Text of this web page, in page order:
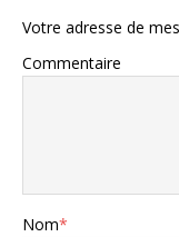
Votre adresse de
Commentaire
Nom*